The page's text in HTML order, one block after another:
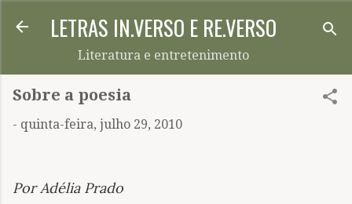
Pular para o conteúdo principal
LETRAS IN.VERSO E RE.VERSO
Literatura e entretenimento
Sobre a poesia
- quinta-feira, julho 29, 2010
Por Adélia Prado